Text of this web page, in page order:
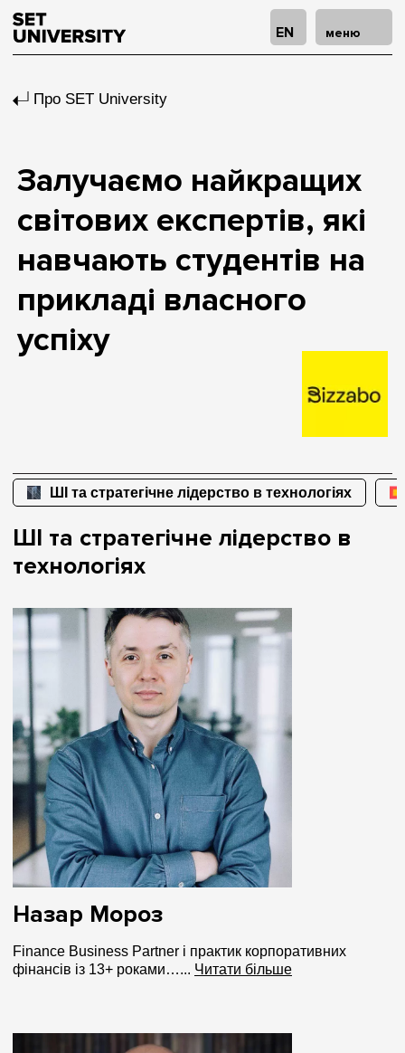
EN меню
Про SET University
Залучаємо найкращих
світових експертів, які
навчають студентів на
прикладі власного
успіху
ШІ та стратегічне лідерство в технологіях
ШІ та стратегічне лідерство в
технологіях
Назар Мороз
Finance Business Partner і практик корпоративних
фінансів із 13+ роками…... Читати більше